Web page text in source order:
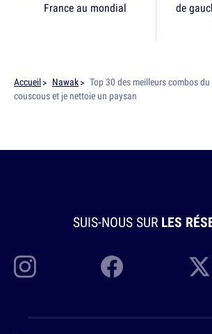
France au mondial
de
Accueil Nawak
Top 30 des meilleurs combos
couscous et je nettoie un paysan
SUIS-NOUS SUR LES